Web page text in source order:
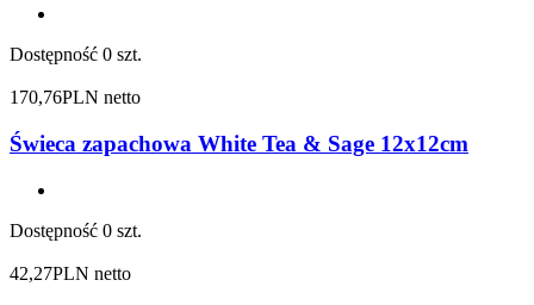
Dostępność 0 szt.
170,76PLN netto
Świeca zapachowa White Tea & Sage 12x12cm
Dostępność 0 szt.
42,27PLN netto